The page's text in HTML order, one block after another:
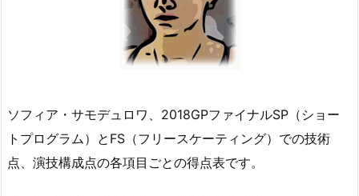
ソフィア・サモデュロワ、2018GPファイナルSP（ショー
トプログラム）とFS（フリースケーティング）での技術
点、演技構成点の各項目ごとの得点表です。